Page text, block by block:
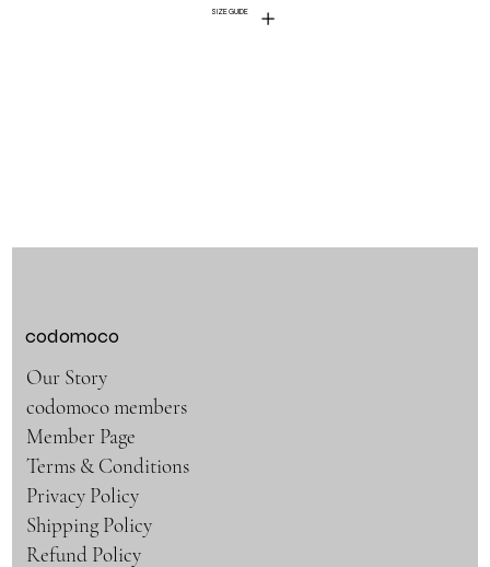
SIZE GUIDE
codomoco
Our Story
codomoco members
Member Page
Terms & Conditions
Privacy Policy
Shipping Policy
Refund Policy